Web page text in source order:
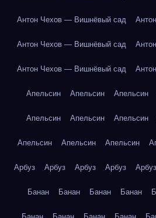
Антон Чехов — Вишнёвый сад
Антон Чехов — Вишнёвый сад
Антон Чехов — Вишнёвый сад
Апельсин Апельсин Апельсин
Апельсин Апельсин Апельсин
Апельсин Апельсин Апельсин
Арбуз Арбуз Арбуз Арбуз Арбуз
Банан Банан Банан Банан